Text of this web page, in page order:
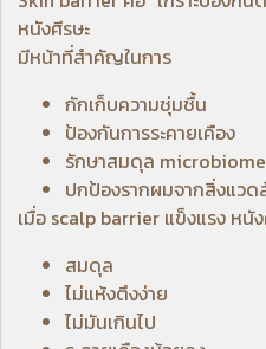
หนังศีรษะ
มีหน้าที่สำคัญในการ
กักเก็บความชุ่มชื้น
ป้องกันการระคายเคือง
รักษาสมดุล microbiome
ปกป้องรากผมจากสิ่งแว
เมื่อ scalp barrier แข็งแรง หนั
สมดุล
ไม่แห้งตึงง่าย
ไม่มันเกินไป